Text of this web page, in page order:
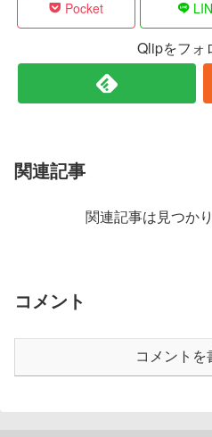
Pocket
Qlipをフォ
関連記事
関連記事は見つか
コメント
コメントを